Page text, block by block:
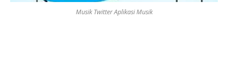
Musik Twitter Aplikasi Musik